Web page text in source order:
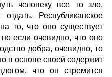
человеку все то зло,
Республиканское
то, что оно существует
если очевидно, что оно
добра, очевидно, то
в основе своей содержит
что он стремится